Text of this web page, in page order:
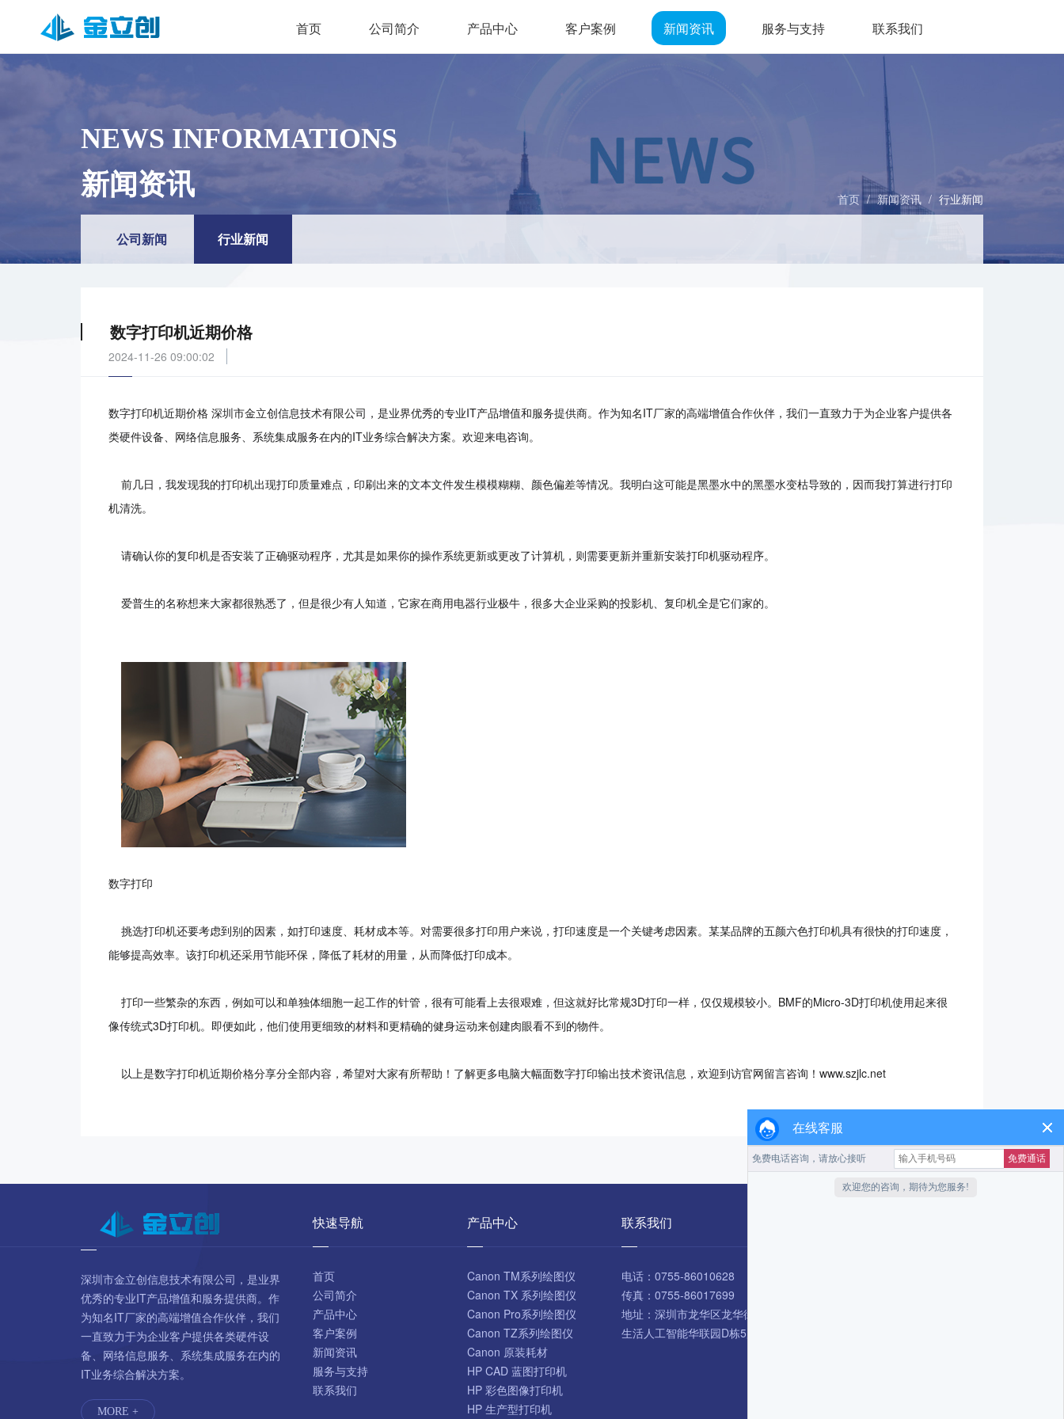
首页 公司简介 产品中心 客户案例 新闻资讯 服务与支持 联系我们
NEWS INFORMATIONS
新闻资讯 首页 / 新闻资讯 / 行业新闻
公司新闻 行业新闻
数字打印机近期价格
2024-11-26 09:00:02
数字打印机近期价格 深圳市金立创信息技术有限公司，是业界优秀的专业IT产品增值和服务提供商。作为知名IT厂家的高端增值合作伙伴，我们一直致力于为企业客户提供各
类硬件设备、网络信息服务、系统集成服务在内的IT业务综合解决方案。欢迎来电咨询。
前几日，我发现我的打印机出现打印质量难点，印刷出来的文本文件发生模模糊糊、颜色偏差等情况。我明白这可能是黑墨水中的黑墨水变枯导致的，因而我打算进行打印
机清洗。
请确认你的复印机是否安装了正确驱动程序，尤其是如果你的操作系统更新或更改了计算机，则需要更新并重新安装打印机驱动程序。
爱普生的名称想来大家都很熟悉了，但是很少有人知道，它家在商用电器行业极牛，很多大企业采购的投影机、复印机全是它们家的。
数字打印
挑选打印机还要考虑到别的因素，如打印速度、耗材成本等。对需要很多打印用户来说，打印速度是一个关键考虑因素。某某品牌的五颜六色打印机具有很快的打印速度，
能够提高效率。该打印机还采用节能环保，降低了耗材的用量，从而降低打印成本。
打印一些繁杂的东西，例如可以和单独体细胞一起工作的针管，很有可能看上去很艰难，但这就好比常规3D打印一样，仅仅规模较小。BMF的Micro-3D打印机使用起来很
像传统式3D打印机。即便如此，他们使用更细致的材料和更精确的健身运动来创建肉眼看不到的物件。
以上是数字打印机近期价格分享分全部内容，希望对大家有所帮助！了解更多电脑大幅面数字打印输出技术资讯信息，欢迎到访官网留言咨询！www.szjlc.net
深圳市金立创信息技术有限公司，是业界
优秀的专业IT产品增值和服务提供商。作
为知名IT厂家的高端增值合作伙伴，我们
一直致力于为企业客户提供各类硬件设
备、网络信息服务、系统集成服务在内的
IT业务综合解决方案。
MORE +
快速导航
首页
公司简介
产品中心
客户案例
新闻资讯
服务与支持
联系我们
产品中心
Canon TM系列绘图仪
Canon TX 系列绘图仪
Canon Pro系列绘图仪
Canon TZ系列绘图仪
Canon 原装耗材
HP CAD 蓝图打印机
HP 彩色图像打印机
HP 生产型打印机
联系我们
电话： 0755-86010628
传真： 0755-86017699
地址： 深圳市龙华区龙华街道华联社区企
生活人工智能华联园D栋5层 505-506 室
在线客服